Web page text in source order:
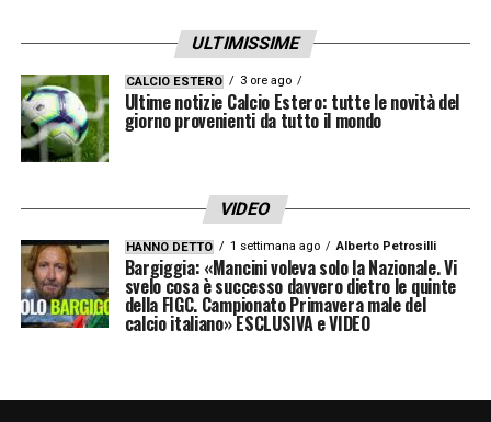
ULTIMISSIME
CALCIO ESTERO 3 ore ago
Ultime notizie Calcio Estero: tutte le novità del
giorno provenienti da tutto il mondo
VIDEO
HANNO DETTO 1 settimana ago Alberto Petrosilli
Bargiggia: «Mancini voleva solo la Nazionale. Vi
svelo cosa è successo davvero dietro le quinte
della FIGC. Campionato Primavera male del
calcio italiano» ESCLUSIVA e VIDEO